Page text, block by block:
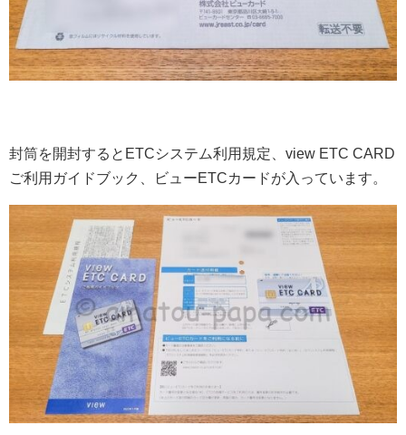
封筒を開封するとETCシステム利用規定、view ETC CARD
ご利用ガイドブック、ビューETCカードが入っています。